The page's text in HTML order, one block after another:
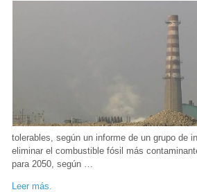
tolerables, según un informe de un grupo de
eliminar el combustible fósil más
para 2050, según …
Leer más.